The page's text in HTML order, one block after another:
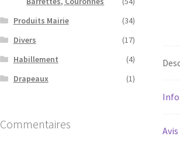
Produits Mairie
(34)
Divers
(17)
Habillement
(4)
Drapeaux
(1)
Commentaires